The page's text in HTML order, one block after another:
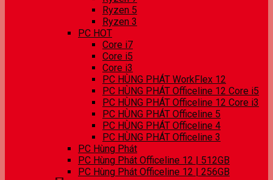
Ryzen 5
Ryzen 3
PC HOT
Core i7
Core i5
Core i3
PC HÙNG PHÁT WorkFlex 12
PC HÙNG PHÁT Officeline 12 Core i5
PC HÙNG PHÁT Officeline 12 Core i3
PC HÙNG PHÁT Officeline 5
PC HÙNG PHÁT Officeline 4
PC HÙNG PHÁT Officeline 3
PC Hùng Phát
PC Hùng Phát Officeline 12 | 512GB
PC Hùng Phát Officeline 12 | 256GB